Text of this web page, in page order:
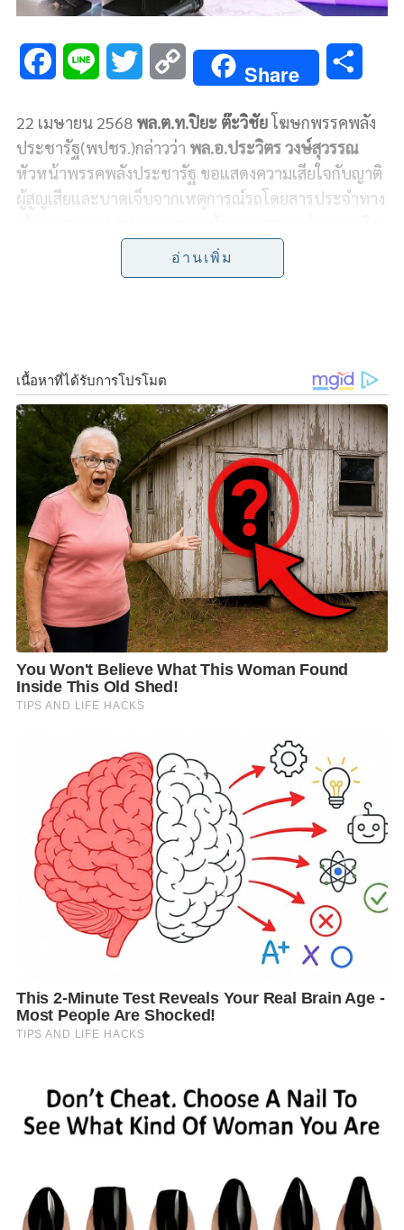
c
e
b
n
e
i
t
t
e
r
C
p
y
L
i
n
Share
a
r
e
22 เมษายน 2568 พล.ต.ท.ปิยะ ต๊ะวิชัยโฆษกพรรคพลัง
ประชารัฐ(พปชร.)กล่าวว่า พล.อ.ประวิตร วงษ์สุวรรณ
หัวหน้าพรรคพลังประชารัฐ ขอแสดงความเสียใจกับญาติ
ผู้สูญเสียและบาดเจ็บจากเหตุการณ์รถโดยสารประจำทาง
เพลิงลุกไหม้ที่ จ.ปราจีนบุรี เมื่อวันที่ 21 เมษายน ที่ผ่าน
มา โดยมีผู้ได้รับบาดเจ็บ 20 ราย และมีผู้เสียชีวิตในที่เกิด
จนมีผู้เสียชีวิตจำนวนมาก
พล.ต.ท.ปิยะ กล่าวต่อว่า พรรคพลังประชารัฐได้เคยเสนอ
แนวทางและวิธีการเพื่อความปลอดภัยในการใช้รถให้กับ
รัฐบาลและกระทรวงคมนาคมแล้ว แต่รัฐบาลเพิกเฉย ไม่
สนใจความเดือดร้อนหรือความสูญเสียของประชาชน จึง
ไม่ขับเคลื่อนมาตรการต่าง ๆ ออกมาแก้ปัญหา ทำให้เกิด
เหตุซ้ำซากและความสูญเสียบ่อยครั้ง
“ครั้งนี้นับว่าเป็นโชคดีที่มีน้อง อายุ 15 ที่โดยสารมาด้วย
มีปฏิภาณไหวพริบ สามารถช่วยเปิดประตูฉุกเฉิน ทำให้ผู้
โดยสารส่วนใหญ่ออกมาได้ทัน ไม่เช่นนั้นก็จะเกิด
โศกนาฏกรรมเหมือนที่ผ่านมา ซึ่งรัฐบาลควรตระหนักถึง
ความปลอดภัยและสวัสดิภาพของประชาชน โดยเฉพาะ
ในระดับรากหญ้าและผู้มีรายได้น้อยมากกว่านี้”
ดร.ม.ล.กรกสิวัฒน์ เกษมศรีกรรมการบริหารพรรค
พลังประชารัฐ กล่าวว่า พรรคพลังประชารัฐได้ติดตาม
ประเด็นปัญหาของรถโดยสารที่ติดตั้งระบบก๊าซ NGV
และเมื่อเกิดอุบัติเหตุจะเกิดไฟไหม้รุนแรงมีคนเสียชีวิต
นั้น นอกจากเกิดขึ้นจากการติดตั้งที่ไม่ได้มาตรฐานแล้ว
ภาครัฐยังกำหนดมาตรฐาน มอก.2333 ที่ต่ำกว่ามาตรฐาน
สากลในเรื่องลิ้นเปิดปิดการจ่ายก๊าซที่หัวถัง
มือหรือลิ้นปิด-เปิดอัตโนมัติก็ได้ แต่ตามมาตรฐานสากล
ต้องมีทั้งลิ้นปิด-เปิดอัตโนมัติ และลิ้นปิด-เปิดด้วยมือ เพื่อ
และแก้ไข เมื่อวันที่ 24 ต.ค.67 ไปแล้ว
โศกนาฏกรรมกับพี่น้องคนไทยขึ้นอีกคือ ควรกำหนดให้
รถโดยสารสาธารณะต้องติดตั้งลิ้นปิด-เปิดอัตโนมัติ (โซลิ
นอยด์วาล์ว) เพิ่มเติมที่ถังทุกใบ ปัจจุบันมีค่าใช้จ่าย
อ่านเพิ่ม